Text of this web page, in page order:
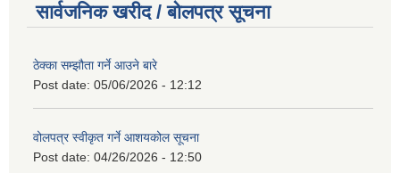
सार्वजनिक खरीद / बोलपत्र सूचना
ठेक्का सम्झौता गर्ने आउने बारे
Post date: 05/06/2026 - 12:12
वोलपत्र स्वीकृत गर्ने आशयकोल सूचना
Post date: 04/26/2026 - 12:50